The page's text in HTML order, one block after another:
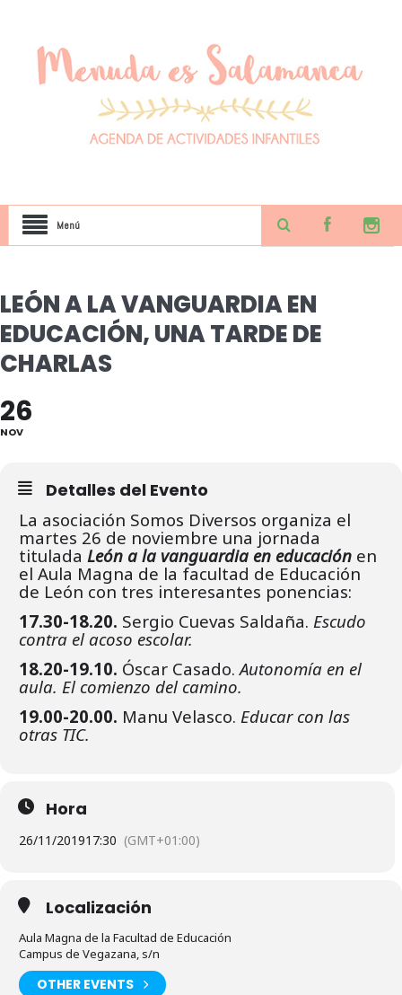
Menú
LEÓN A LA VANGUARDIA EN
EDUCACIÓN, UNA TARDE DE
CHARLAS
26
NOV
Detalles del Evento
La asociación Somos Diversos organiza el
martes 26 de noviembre una jornada
titulada León a la vanguardia en educación en
el Aula Magna de la facultad de Educación
de León con tres interesantes ponencias:
17.30-18.20. Sergio Cuevas Saldaña. Escudo
contra el acoso escolar.
18.20-19.10. Óscar Casado.Autonomía en el
aula. El comienzo del camino.
19.00-20.00. Manu Velasco. Educar con las
otras TIC.
Hora
26/11/201917:30 (GMT+01:00)
Localización
Aula Magna de la Facultad de Educación
Campus de Vegazana, s/n
OTHER EVENTS